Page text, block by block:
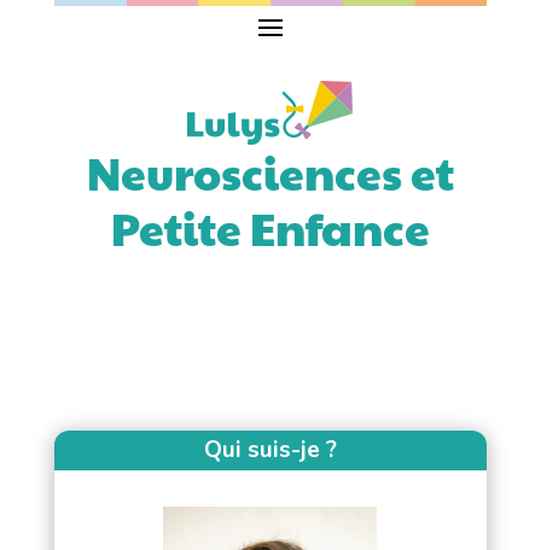
Neurosciences et
Petite Enfance
Qui suis-je ?